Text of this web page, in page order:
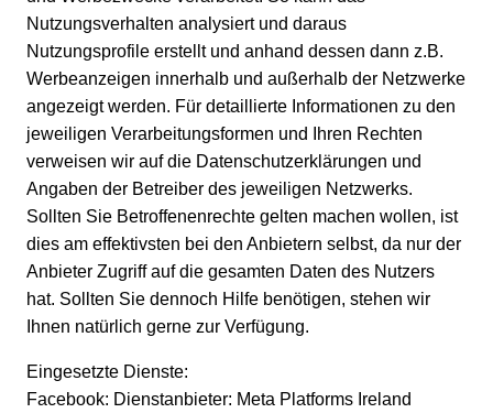
Nutzungsverhalten analysiert und daraus
Nutzungsprofile erstellt und anhand dessen dann z.B.
Werbeanzeigen innerhalb und außerhalb der Netzwerke
angezeigt werden. Für detaillierte Informationen zu den
jeweiligen Verarbeitungsformen und Ihren Rechten
verweisen wir auf die Datenschutzerklärungen und
Angaben der Betreiber des jeweiligen Netzwerks.
Sollten Sie Betroffenenrechte gelten machen wollen, ist
dies am effektivsten bei den Anbietern selbst, da nur der
Anbieter Zugriff auf die gesamten Daten des Nutzers
hat. Sollten Sie dennoch Hilfe benötigen, stehen wir
Ihnen natürlich gerne zur Verfügung.
Eingesetzte Dienste:
Facebook: Dienstanbieter: Meta Platforms Ireland